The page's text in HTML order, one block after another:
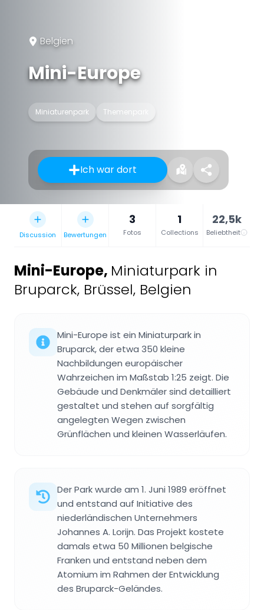
Belgien
Mini-Europe
Miniaturenpark Themenpark
Ich war dort
Discussion Bewertungen
3
Fotos
1
Collections
22,5k
Beliebtheit
Mini-Europe, Miniaturpark in
Bruparck, Brüssel, Belgien
Mini-Europe ist ein Miniaturpark in
Bruparck, der etwa 350 kleine
Nachbildungen europäischer
Wahrzeichen im Maßstab 1:25 zeigt. Die
Gebäude und Denkmäler sind detailliert
gestaltet und stehen auf sorgfältig
angelegten Wegen zwischen
Grünflächen und kleinen Wasserläufen.
Der Park wurde am 1. Juni 1989 eröffnet
und entstand auf Initiative des
niederländischen Unternehmers
Johannes A. Lorijn. Das Projekt kostete
damals etwa 50 Millionen belgische
Franken und entstand neben dem
Atomium im Rahmen der Entwicklung
des Bruparck-Geländes.